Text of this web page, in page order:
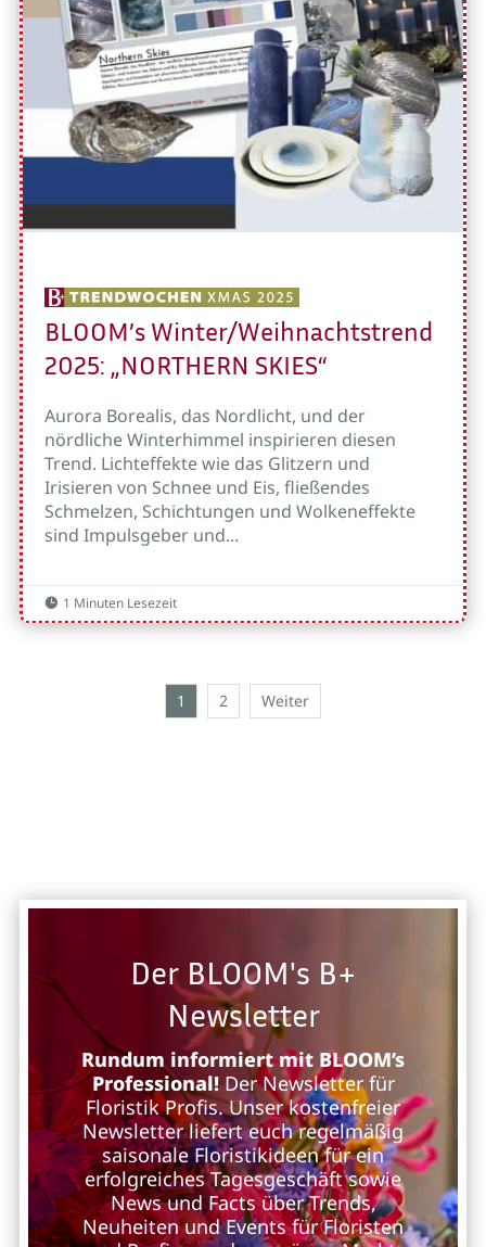
BLOOM’s Winter/Weihnachtstrend
2025: „NORTHERN SKIES“
Aurora Borealis, das Nordlicht, und der
nördliche Winterhimmel inspirieren diesen
Trend. Lichteffekte wie das Glitzern und
Irisieren von Schnee und Eis, fließendes
Schmelzen, Schichtungen und Wolkeneffekte
sind Impulsgeber und...
 1 Minuten Lesezeit
1 2 Weiter
Der BLOOM's B+
Newsletter
Rundum informiert mit BLOOM’s
Professional!Der Newsletter für
Floristik Profis. Unser kostenfreier
Newsletter liefert euch regelmäßig
saisonale Floristikideen für ein
erfolgreiches Tagesgeschäft sowie
News und Facts über Trends,
Neuheiten und Events für Floristen